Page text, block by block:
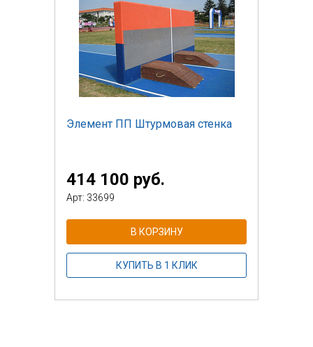
Элемент ПП Штурмовая стенка
414 100 руб.
Арт: 33699
В КОРЗИНУ
КУПИТЬ В 1 КЛИК